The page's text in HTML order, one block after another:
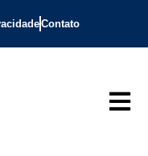
Contato